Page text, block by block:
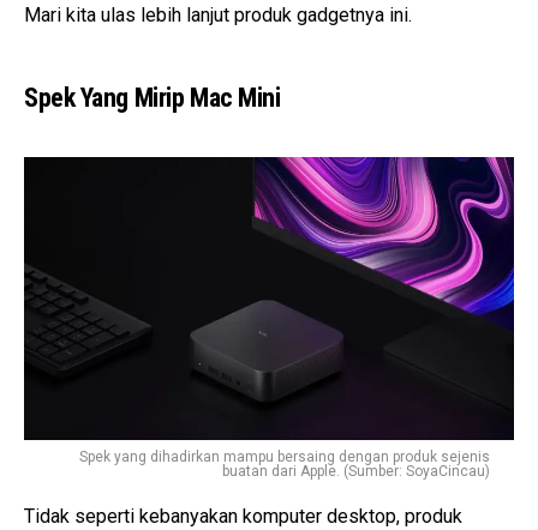
Mari kita ulas lebih lanjut produk gadgetnya ini.
Spek Yang Mirip Mac Mini
Spek yang dihadirkan mampu bersaing dengan produk sejenis
buatan dari Apple. (Sumber: SoyaCincau)
Tidak seperti kebanyakan komputer desktop, produk